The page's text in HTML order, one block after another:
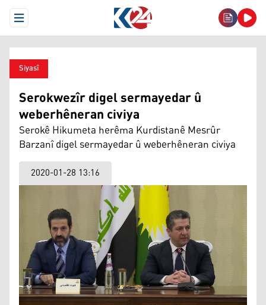
Open Menu
Siyasî
Serokwezîr digel sermayedar û
weberhêneran civiya
Serokê Hikumeta herêma Kurdistanê Mesrûr
Barzanî digel sermayedar û weberhêneran civiya
2020-01-28 13:16